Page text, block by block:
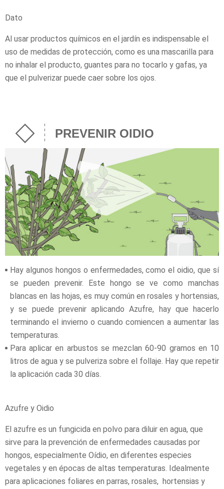
Dato
Al usar productos químicos en el jardín es indispensable el
uso de medidas de protección, como es una mascarilla para
no inhalar el producto, guantes para no tocarlo y gafas, ya
que el pulverizar puede caer sobre los ojos.
PREVENIR OIDIO
Hay algunos hongos o enfermedades, como el oidio, que sí
se pueden prevenir. Este hongo se ve como manchas
blancas en las hojas, es muy común en rosales y hortensias,
y se puede prevenir aplicando Azufre, hay que hacerlo
terminando el invierno o cuando comiencen a aumentar las
temperaturas.
Para aplicar en arbustos se mezclan 60-90 gramos en 10
litros de agua y se pulveriza sobre el follaje. Hay que repetir
la aplicación cada 30 días.
Azufre y Oidio
El azufre es un fungicida en polvo para diluir en agua, que
sirve para la prevención de enfermedades causadas por
hongos, especialmente Oídio, en diferentes especies
vegetales y en épocas de altas temperaturas. Idealmente
para aplicaciones foliares en parras, rosales, hortensias y